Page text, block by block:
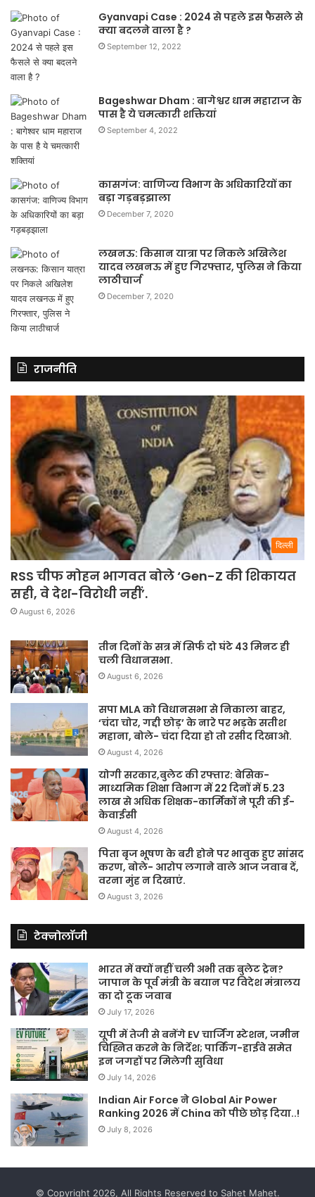
Gyanvapi Case : 2024 से पहले इस फैसले से
क्या बदलने वाला है ?
September 12, 2022
Bageshwar Dham : बागेश्वर धाम महाराज के
पास है ये चमत्कारी शक्तियां
September 4, 2022
कासगंज: वाणिज्य विभाग के अधिकारियों का
बड़ा गड़बड़झाला
December 7, 2020
लखनऊ: किसान यात्रा पर निकले अखिलेश
यादव लखनऊ में हुए गिरफ्तार, पुलिस ने किया
लाठीचार्ज
December 7, 2020
राजनीति
दिल्ली
RSS चीफ मोहन भागवत बोले ‘Gen-Z की शिकायत
सही, वे देश-विरोधी नहीं’.
August 6, 2026
तीन दिनों के सत्र में सिर्फ दो घंटे 43 मिनट ही
चली विधानसभा.
August 6, 2026
सपा MLA को विधानसभा से निकाला बाहर,
‘चंदा चोर, गद्दी छोड़’ के नारे पर भड़के सतीश
महाना, बोले- चंदा दिया हो तो रसीद दिखाओ.
August 4, 2026
योगी सरकार,बुलेट की रफ्तार: बेसिक-
माध्यमिक शिक्षा विभाग में 22 दिनों में 5.23
लाख से अधिक शिक्षक-कार्मिकों ने पूरी की ई-
केवाईसी
August 4, 2026
पिता बृज भूषण के बरी होने पर भावुक हुए सांसद
करण, बोले- आरोप लगाने वाले आज जवाब दें,
वरना मुंह न दिखाएं.
August 3, 2026
टेक्नोलॉजी
भारत में क्यों नहीं चली अभी तक बुलेट ट्रेन?
जापान के पूर्व मंत्री के बयान पर विदेश मंत्रालय
का दो टूक जवाब
July 17, 2026
यूपी में तेजी से बनेंगे EV चार्जिंग स्टेशन, जमीन
चिह्नित करने के निर्देश; पार्किंग-हाईवे समेत
इन जगहों पर मिलेगी सुविधा
July 14, 2026
Indian Air Force ने Global Air Power
Ranking 2026 में China को पीछे छोड़ दिया..!
July 8, 2026
© Copyright 2026, All Rights Reserved to Sahet Mahet.